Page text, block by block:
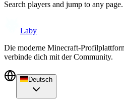
Search players and jump to any page.
Laby
Die moderne Minecraft-
verbinde dich mit der Community.
Deutsch